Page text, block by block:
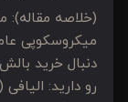
(خلاصه مقاله):
میکروسکوپی
دنبال خرید
رو دارید: